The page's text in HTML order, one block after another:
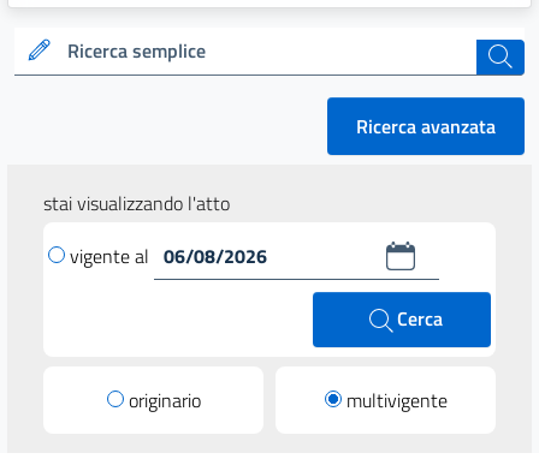
Ricerca semplice cerca
Ricerca avanzata
stai visualizzando l'atto
vigente al
Cerca
originario multivigente